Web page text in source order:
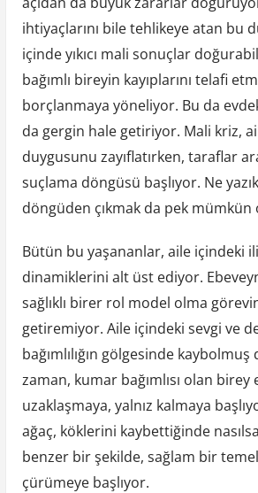
ihtiyaçlarını bile tehlikeye atan bu
içinde yıkıcı mali sonuçlar
bağımlı bireyin kayıplarını telafi
borçlanmaya yöneliyor. Bu da
da gergin hale getiriyor. Mali kriz,
duygusunu zayıflatırken, taraflar
suçlama döngüsü başlıyor. Ne
döngüden çıkmak da pek
Bütün bu yaşananlar, aile içindeki
dinamiklerini alt üst ediyor.
sağlıklı birer rol model olma
getiremiyor. Aile içindeki sevgi ve
bağımlılığın gölgesinde
zaman, kumar bağımlısı olan birey
uzaklaşmaya, yalnız kalmaya
ağaç, köklerini kaybettiğinde
benzer bir şekilde, sağlam bir
çürümeye başlıyor.